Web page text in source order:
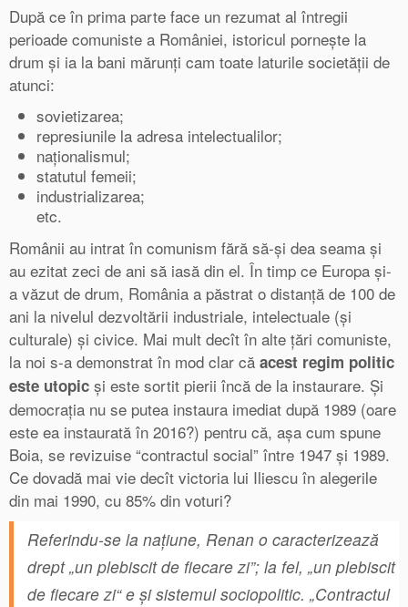
După ce în prima parte face un rezumat al întregii
perioade comuniste a României, istoricul pornește la
drum și ia la bani mărunți cam toate laturile societății de
atunci:
sovietizarea;
represiunile la adresa intelectualilor;
naționalismul;
statutul femeii;
industrializarea;
etc.
Românii au intrat în comunism fără să-și dea seama și
au ezitat zeci de ani să iasă din el. În timp ce Europa și-
a văzut de drum, România a păstrat o distanță de 100 de
ani la nivelul dezvoltării industriale, intelectuale (și
culturale) și civice. Mai mult decît în alte țări comuniste,
la noi s-a demonstrat în mod clar că acest regim politic
este utopic și este sortit pierii încă de la instaurare. Și
democrația nu se putea instaura imediat după 1989 (oare
este ea instaurată în 2016?) pentru că, așa cum spune
Boia, se revizuise “contractul social” între 1947 și 1989.
Ce dovadă mai vie decît victoria lui Iliescu în alegerile
din mai 1990, cu 85% din voturi?
Referindu-se la naţiune, Renan o caracterizează
drept „un plebiscit de fiecare zi”; la fel, „un plebiscit
de fiecare zi“ e şi sistemul sociopolitic. „Contractul